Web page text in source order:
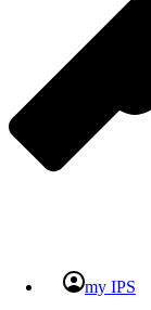
my IPS